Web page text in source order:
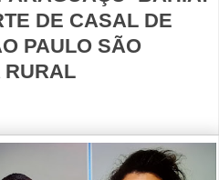
DE CASAL DE
PAULO SÃO
RURAL